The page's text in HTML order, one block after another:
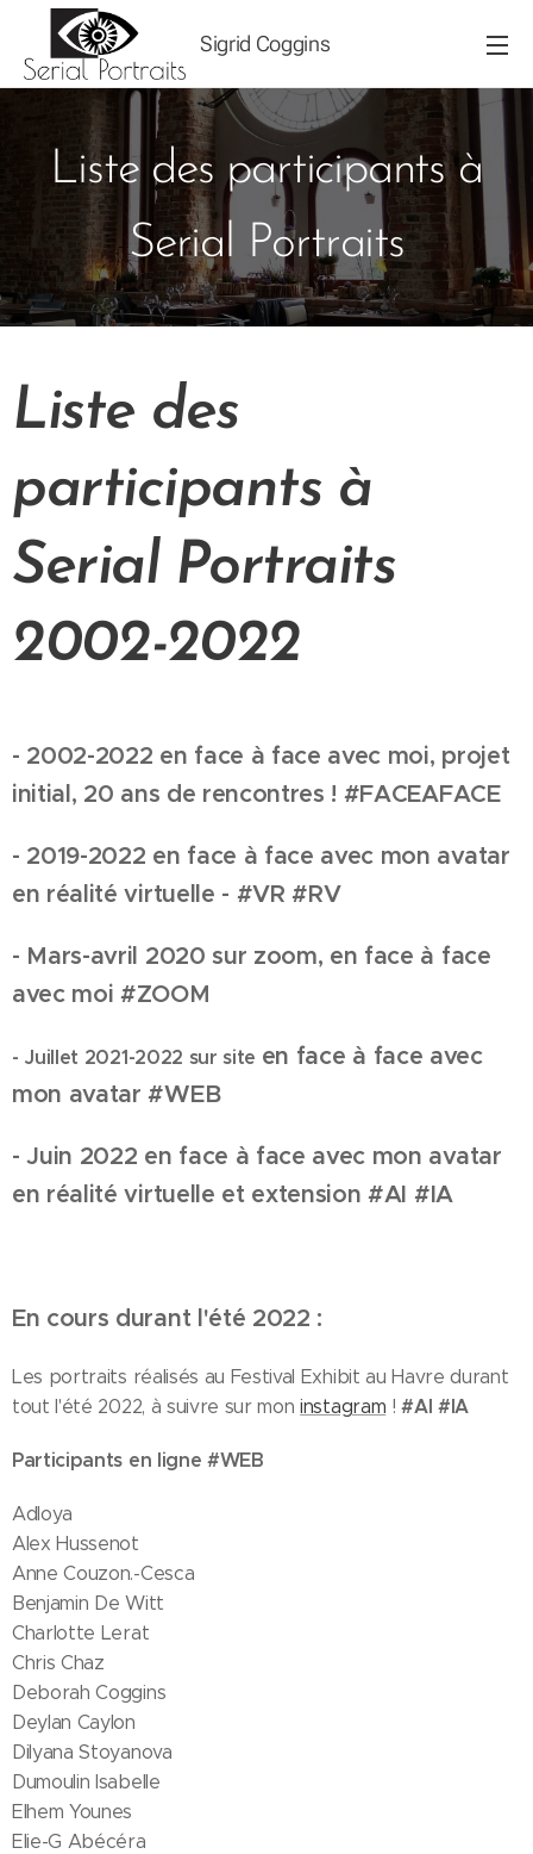
Sigrid Coggins
Liste des participants à
Serial Portraits
Liste des
participants à
Serial Portraits
2002-2022
- 2002-2022 en face à face avec moi, projet
initial, 20 ans de rencontres ! #FACEAFACE
- 2019-2022 en face à face avec mon avatar
en réalité virtuelle - #VR #RV
- Mars-avril 2020 sur zoom, en face à face
avec moi #ZOOM
- Juillet 2021-2022 sur site en face à face avec
mon avatar #WEB
- Juin 2022 en face à face avec mon avatar
en réalité virtuelle et extension#AI #IA
En cours durant l'été 2022 :
Les portraits réalisés au Festival Exhibit au Havre durant
tout l'été 2022, à suivre sur moninstagram !#AI #IA
Participants en ligne #WEB
Adloya
Alex Hussenot
Anne Couzon.-Cesca
Benjamin De Witt
Charlotte Lerat
Chris Chaz
Deborah Coggins
Deylan Caylon
Dilyana Stoyanova
Dumoulin Isabelle
Elhem Younes
Elie-G Abécéra